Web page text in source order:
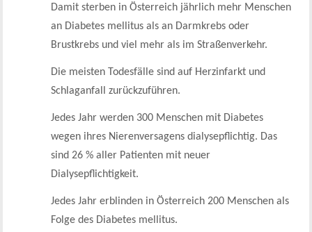
Damit sterben in Österreich jährlich mehr Menschen
an Diabetes mellitus als an Darmkrebs oder
Brustkrebs und viel mehr als im Straßenverkehr.
Die meisten Todesfälle sind auf Herzinfarkt und
Schlaganfall zurückzuführen.
Jedes Jahr werden 300 Menschen mit Diabetes
wegen ihres Nierenversagens dialysepflichtig. Das
sind 26 % aller Patienten mit neuer
Dialysepflichtigkeit.
Jedes Jahr erblinden in Österreich 200 Menschen als
Folge des Diabetes mellitus.